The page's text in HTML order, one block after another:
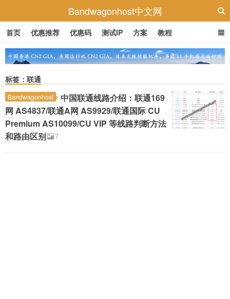
Bandwagonhost中文网
首页 优惠推荐 优惠码 测试IP 方案 教程
标签：联通
Bandwagonhost
中国联通线路介绍：联通169
网 AS4837/联通A网 AS9929/联通国际 CU
Premium AS10099/CU VIP 等线路判断方法
和路由区别
7